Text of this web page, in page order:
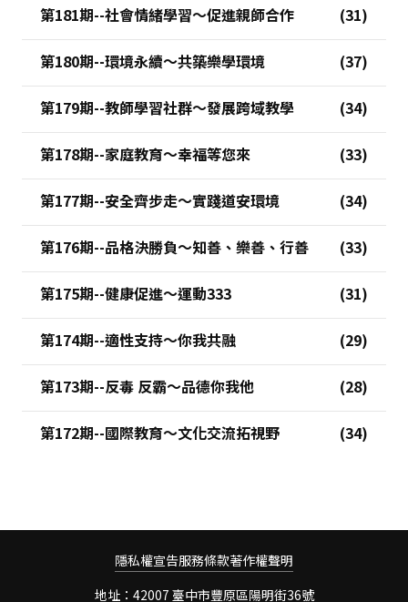
第181期--社會情緒學習～促進親師合作
第180期--環境永續～共築樂學環境
第179期--教師學習社群～發展跨域教學
第178期--家庭教育～幸福等您來
第177期--安全齊步走～實踐道安環境
第176期--品格決勝負～知善、樂善、行善
第175期--健康促進～運動333
第174期--適性支持～你我共融
第173期--反毒 反霸～品德你我他
第172期--國際教育～文化交流拓視野
隱私權宣告服務條款著作權聲明
地址：42007 臺中市豐原區陽明街36號